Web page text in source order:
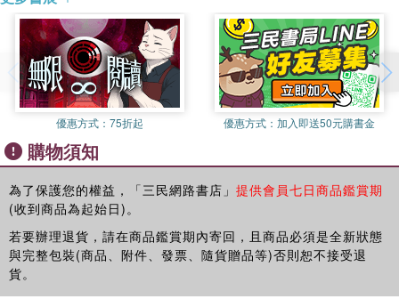
中，主張不該僅僅因為三高數值超過人口平均值而輕易決定服用藥
物。重點是，三高超標並不可怕，因為數字並不完全可靠，還會因
人而異；反而，應該回頭檢視平日習慣與生活環境哪些環節造成健
康亮紅燈。追求好看的健檢數字，絕對不是獲得健康的唯一途徑。
▌Point 2＞不怕三高亮紅燈，只怕吃錯藥
藥物沒有想像中有效，副作用只是短期沒發作。江醫師的52歲男病
人就是個真實案例：服用降膽固醇藥物8個月後視力模糊，經診斷
為雙眼重度白內障，術後得知是藥物副作用。輾轉到江醫師門診，
發現平日喜歡吃生魚片導致血液中汞含量過高，治療後血液中汞含
量下降，膽固醇恢復正常值，就這樣不藥而癒。
▌Point 3＞矯枉過正的金科玉律，其實也會出錯
主流醫學界認為吃太多油脂會讓膽固醇飆升，導致心臟病，但隨著
優惠方式： 75折起 優惠方式： 加入即送50元購書金
購物須知
為了保護您的權益，「三民網路書店」 提供會員七日商品鑑賞期
(收到商品為起始日)。
若要辦理退貨，請在商品鑑賞期內寄回，且商品必須是全新狀態
與完整包裝(商品、附件、發票、隨貨贈品等)否則恕不接受退
貨。